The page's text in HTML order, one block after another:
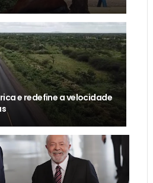
e redefine a velocidade